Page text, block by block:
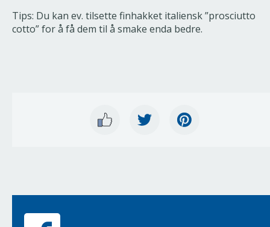
Tips: Du kan ev. tilsette finhakket italiensk ”prosciutto
cotto” for å få dem til å smake enda bedre.